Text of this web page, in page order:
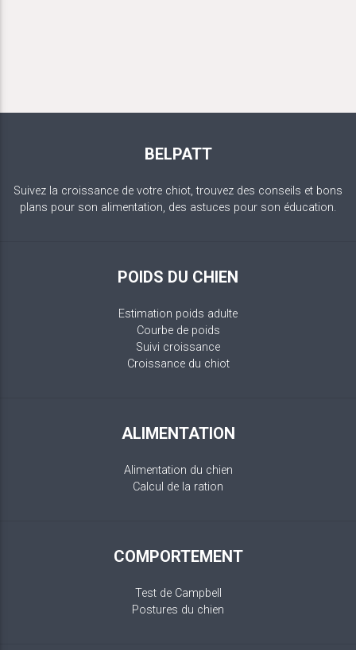
BELPATT
Suivez la croissance de votre chiot, trouvez des conseils et bons
plans pour son alimentation, des astuces pour son éducation.
POIDS DU CHIEN
Estimation poids adulte
Courbe de poids
Suivi croissance
Croissance du chiot
ALIMENTATION
Alimentation du chien
Calcul de la ration
COMPORTEMENT
Test de Campbell
Postures du chien